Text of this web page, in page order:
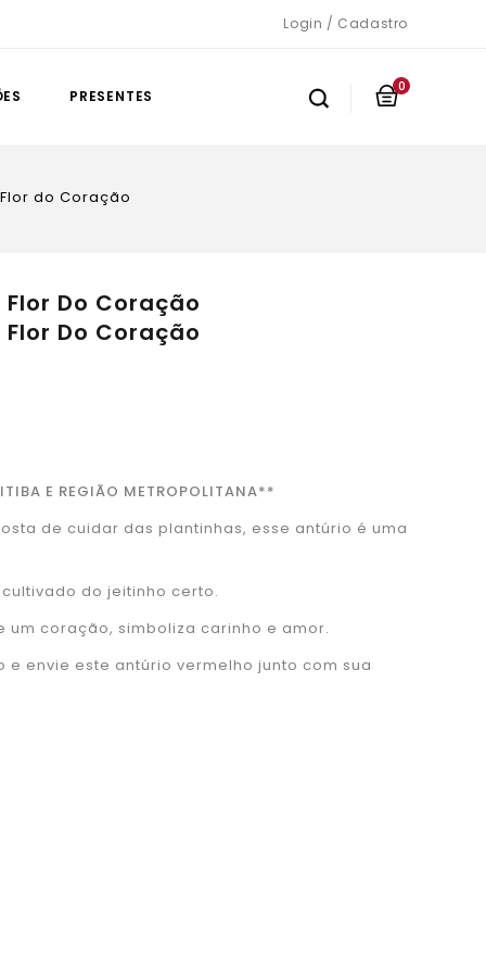
Login / Cadastro
0
PRESENTES
do Coração
Do Coração
Do Coração
E REGIÃO METROPOLITANA**
de cuidar das plantinhas, esse antúrio é uma
do jeitinho certo.
um coração, simboliza carinho e amor.
e envie este antúrio vermelho junto com sua